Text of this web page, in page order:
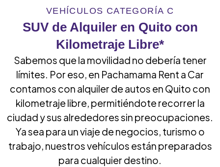
VEHÍCULOS CATEGORÍA C
SUV de Alquiler en Quito con
Kilometraje Libre*
Sabemos que la movilidad no debería tener
límites. Por eso, en Pachamama Rent a Car
contamos con alquiler de autos en Quito con
kilometraje libre, permitiéndote recorrer la
ciudad y sus alrededores sin preocupaciones.
Ya sea para un viaje de negocios, turismo o
trabajo, nuestros vehículos están preparados
para cualquier destino.